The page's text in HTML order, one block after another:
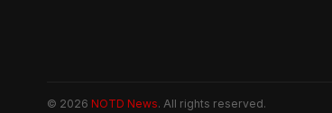
© 2026 NOTD News. All rights reserved.